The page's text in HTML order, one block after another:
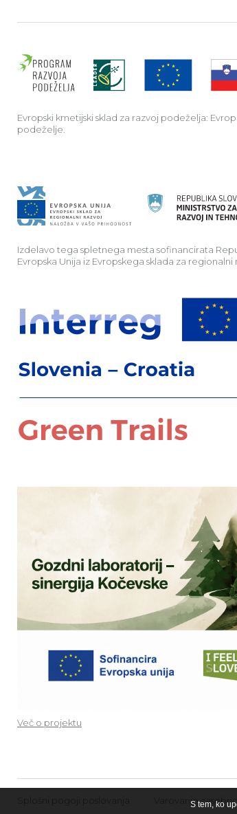
S tem, ko
Evropski kmetijski sklad za razvoj podeželja:
podeželje.
Izdelavo tega spletnega mesta sofinancirata
Evropska Unija iz Evropskega sklada za regionalni
Več o projektu
Varovanje